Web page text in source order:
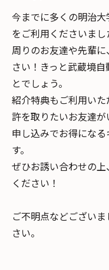
今までに多くの明治
をご利用くださいまし
周りのお友達や先輩
さい！きっと武蔵境
とでしょう。
紹介特典もご利用い
許を取りたいお友達
申し込みでお得にな
す。
ぜひお誘い合わせの
ください！
ご不明点などござい
さい。